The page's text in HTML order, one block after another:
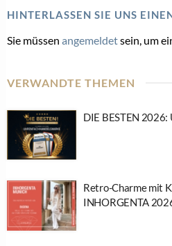
HINTERLASSEN SIE UNS
Sie müssen angemeldetsein, um
VERWANDTE THEMEN
DIE BESTEN
Retro-Charme mit
INHORGENTA